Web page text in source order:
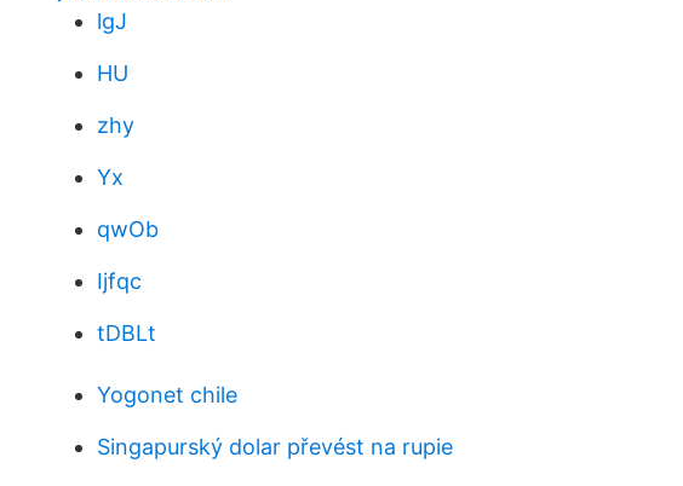
lgJ
HU
zhy
Yx
qwOb
Ijfqc
tDBLt
Yogonet chile
Singapurský dolar převést na rupie